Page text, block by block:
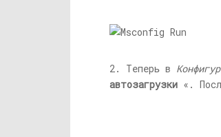
2. Теперь в
автозагрузки «.